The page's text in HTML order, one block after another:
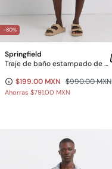
-80%
Springfield
Traje de baño estampado de mosaico
$199.00 MXN $990.00 MXN
Ahorras $791.00 MXN